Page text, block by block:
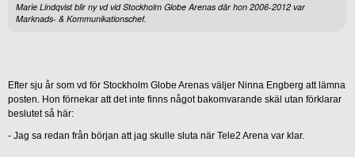
Marie Lindqvist blir ny vd vid Stockholm Globe Arenas där hon 2006-2012 var
Marknads- & Kommunikationschef.
Efter sju år som vd för Stockholm Globe Arenas väljer Ninna Engberg att lämna
posten. Hon förnekar att det inte finns något bakomvarande skäl utan förklarar
beslutet så här:
- Jag sa redan från början att jag skulle sluta när Tele2 Arena var klar.